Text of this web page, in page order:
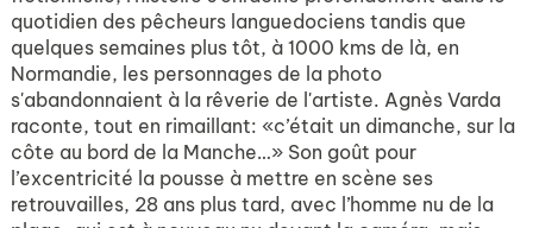
quotidien des pêcheurs languedociens tandis que
quelques semaines plus tôt, à 1000 kms de là, en
Normandie, les personnages de la photo
s'abandonnaient à la rêverie de l'artiste. Agnès Varda
raconte, tout en rimaillant: «c’était un dimanche, sur la
côte au bord de la Manche…» Son goût pour
l’excentricité la pousse à mettre en scène ses
retrouvailles, 28 ans plus tard, avec l’homme nu de la